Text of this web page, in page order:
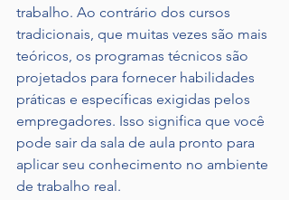
trabalho. Ao contrário dos cursos
tradicionais, que muitas vezes são mais
teóricos, os programas técnicos são
projetados para fornecer habilidades
práticas e específicas exigidas pelos
empregadores. Isso significa que você
pode sair da sala de aula pronto para
aplicar seu conhecimento no ambiente
de trabalho real.